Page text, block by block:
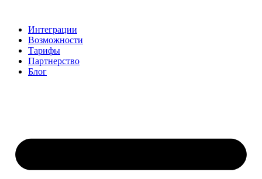
содержимому
Интеграции
Возможности
Тарифы
Партнерство
Блог